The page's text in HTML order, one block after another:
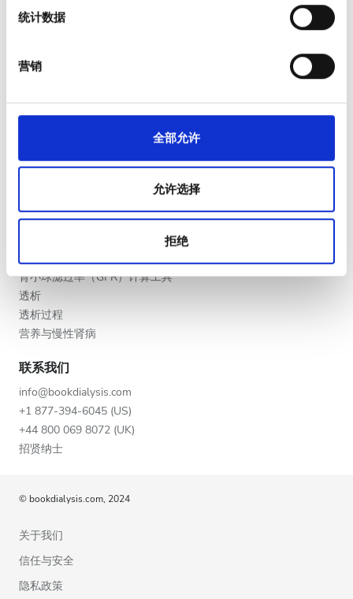
体、广告和分析合作伙伴分享您对我们网站的使用情况，
统计数据
营销
全部允许
允许选择
拒绝
100 - 200 欧元
上午
深夜
评分
好
非常好
优秀
团体咨询
旅行透析博客
V.I.P. 尊享計劃
合作伙伴
慢性肾病
慢性肾病的不同阶段
肾小球滤过率（GFR）计算工具
透析
透析过程
营养与慢性肾病
联系我们
info@bookdialysis.com
+1 877-394-6045 (US)
+44 800 069 8072 (UK)
招贤纳士
© bookdialysis.com, 2024
关于我们
信任与安全
隐私政策